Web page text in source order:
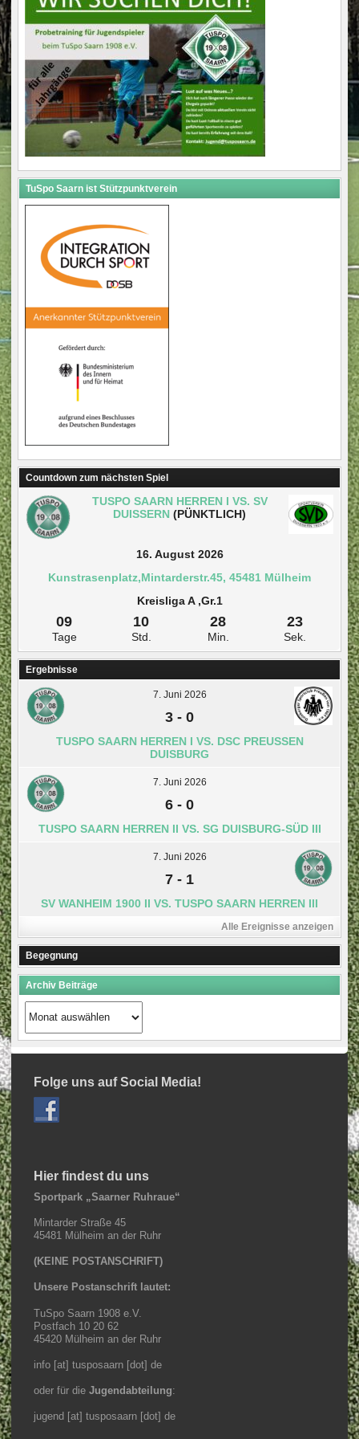
TuSpo Saarn ist Stützpunktverein
Countdown zum nächsten Spiel
TUSPO SAARN HERREN I VS. SV
DUISSERN (PÜNKTLICH)
16. August 2026
Kunstrasenplatz,Mintarderstr.45, 45481 Mülheim
Kreisliga A ,Gr.1
09
Tage
10
Std.
28
Min.
22
Sek.
Ergebnisse
7. Juni 2026
3 - 0
TUSPO SAARN HERREN I VS. DSC PREUSSEN D
UISBURG
7. Juni 2026
6 - 0
TUSPO SAARN HERREN II VS. SG DUISBURG-SÜD III
7. Juni 2026
7 - 1
SV WANHEIM 1900 II VS. TUSPO SAARN HERREN III
Alle Ereignisse anzeigen
Begegnung
Archiv Beiträge
Archiv
Beiträge
Folge uns auf Social Media!
Hier findest du uns
Sportpark „Saarner Ruhraue“
Mintarder Straße 45
45481 Mülheim an der Ruhr
(KEINE POSTANSCHRIFT)
Unsere Postanschrift lautet:
TuSpo Saarn 1908 e.V.
Postfach 10 20 62
45420 Mülheim an der Ruhr
info [at] tusposaarn [dot] de
oder für die Jugendabteilung:
jugend [at] tusposaarn [dot] de